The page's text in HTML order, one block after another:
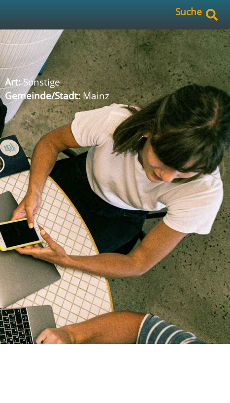
Suche
Art:Sonstige
Gemeinde/Stadt:Mainz